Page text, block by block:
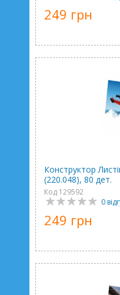
249 грн
Конструктор
(220.048), 80 дет.
Код 129592
0
249 грн